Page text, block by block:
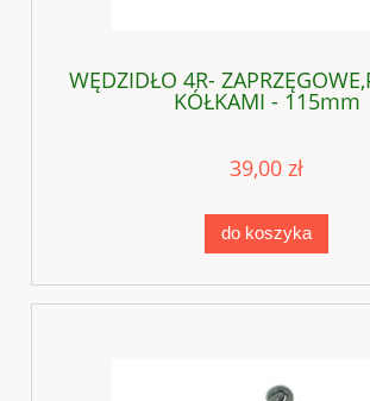
WĘDZIDŁO 4R-
KÓŁKAMI - 115mm
39,00 zł
do koszyka